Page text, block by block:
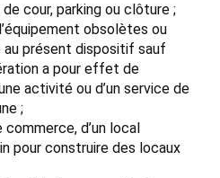
cour, parking ou clôture ;
obsolètes ou
au présent dispositif sauf
a pour effet de
activité ou d’un service de
;
d’un local
pour construire des locaux